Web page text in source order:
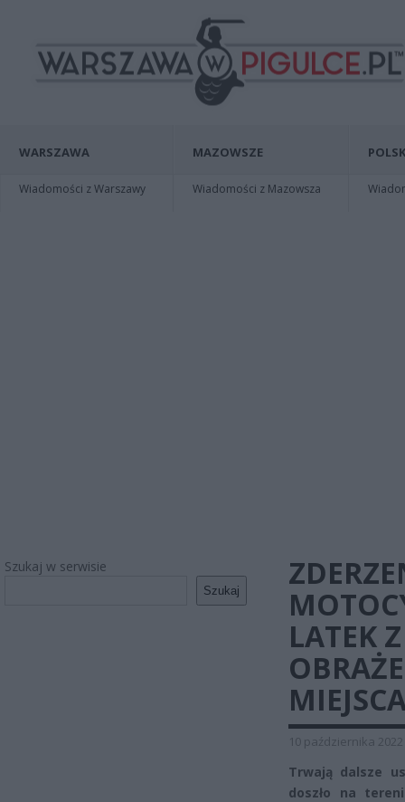
WARSZAWA
Wiadomości z Warszawy
MAZOWSZE
Wiadomości z Mazowsza
Szukaj w serwisie
Szukaj
LATEK
10 października 2022
Trwają dalsze
doszło na